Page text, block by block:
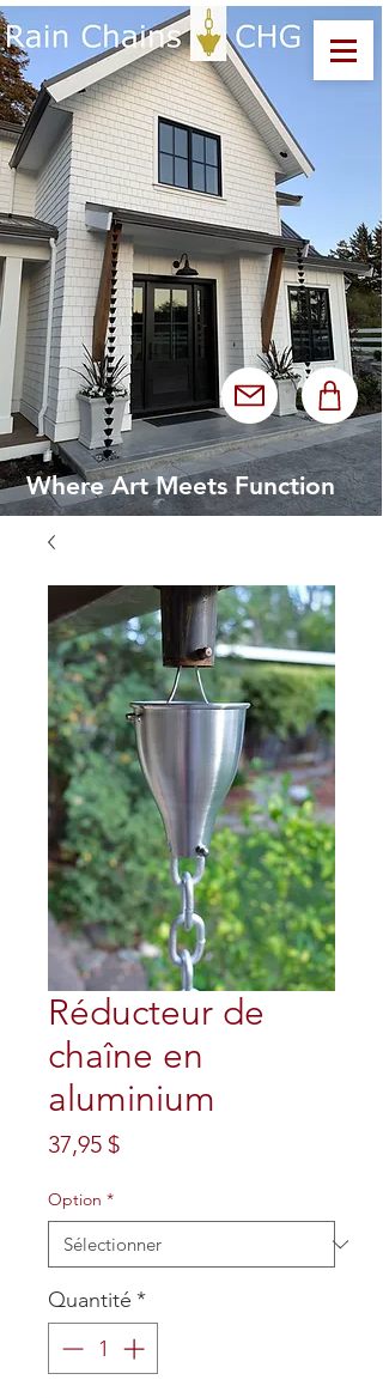
Where Art Meets Function
Réducteur de
chaîne en
aluminium
37,95 $Prix
Option *
Quantité *